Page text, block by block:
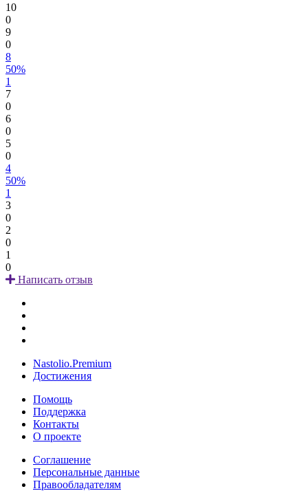
10
0
9
0
8
50%
1
7
0
6
0
5
0
4
50%
1
3
0
2
0
1
0
Написать отзыв
Nastolio.Premium
Достижения
Помощь
Поддержка
Контакты
О проекте
Соглашение
Персональные данные
Правообладателям